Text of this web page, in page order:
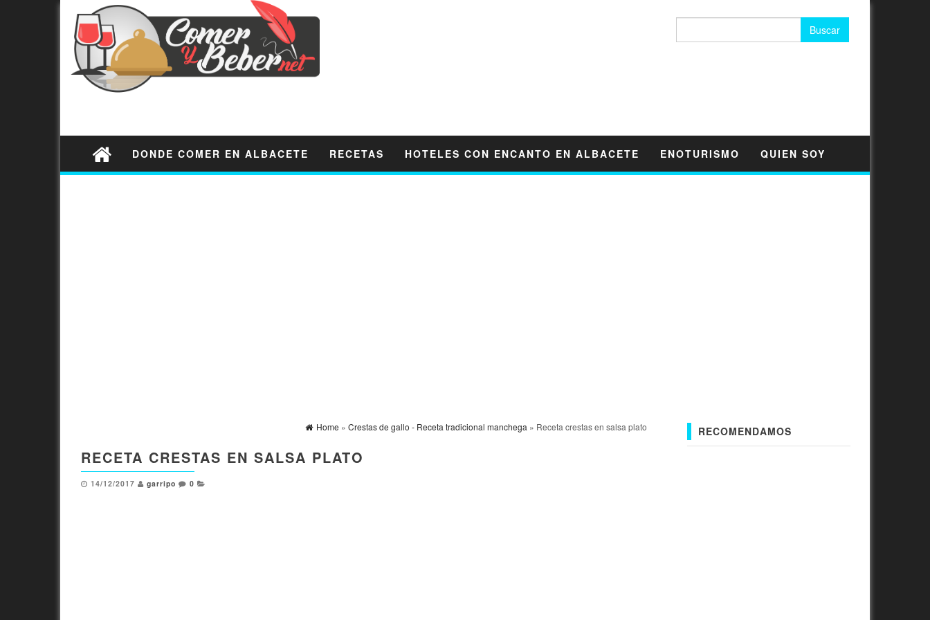
DONDE COMER EN ALBACETE RECETAS HOTELES CON ENCANTO EN ALBACETE ENOTURISMO QUIEN SOY
Home » Crestas de gallo - Receta tradicional manchega » Receta crestas en salsa plato
RECETA CRESTAS EN SALSA PLATO
14/12/2017 garripo 0
RECOMENDAMOS